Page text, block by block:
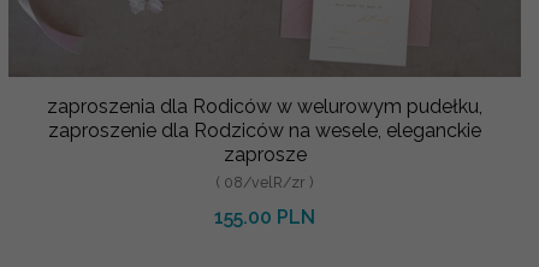
zaproszenia dla Rodiców w welurowym pudełku,
zaproszenie dla Rodziców na wesele, eleganckie
zaprosze
( 08/velR/zr )
155.00 PLN